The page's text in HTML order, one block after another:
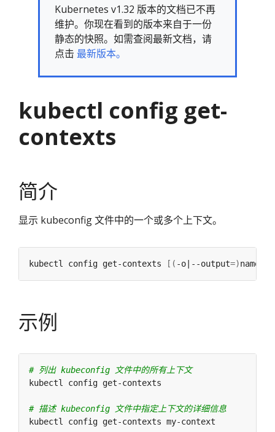
Kubernetes v1.32 版本的文档已不再
维护。你现在看到的版本来自于一份
静态的快照。如需查阅最新文档，请
点击 最新版本。
kubectl config get-
contexts
简介
显示 kubeconfig 文件中的一个或多个上下文。
kubectl config get-contexts [( -o|--output=)name
示例
# 列出 kubeconfig 文件中的所有上下文
# 描述 kubeconfig 文件中指定上下文的详细信息